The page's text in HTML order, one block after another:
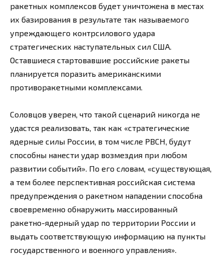
ракетных комплексов будет уничтожена в местах
их базирования в результате так называемого
упреждающего контрсилового удара
стратегических наступательных сил США.
Оставшиеся стартовавшие российские ракеты
планируется поразить американскими
противоракетными комплексами.
Соловцов уверен, что такой сценарий никогда не
удастся реализовать, так как «стратегические
ядерные силы России, в том числе РВСН, будут
способны нанести удар возмездия при любом
развитии событий». По его словам, «существующая,
а тем более перспективная российская система
предупреждения о ракетном нападении способна
своевременно обнаружить массированный
ракетно-ядерный удар по территории России и
выдать соответствующую информацию на пункты
государственного и военного управления».